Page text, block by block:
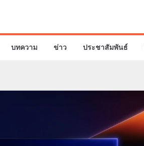
บทความ ข่าว ประชาสัมพันธ์